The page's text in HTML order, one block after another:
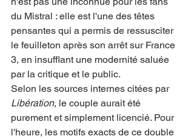
du Mistral : elle est l'une des têtes
pensantes qui a permis de ressusciter
le feuilleton après son arrêt sur France
3, en insufflant une modernité saluée
par la critique et le public.
Selon les sources internes citées par
Libération, le couple aurait été
purement et simplement licencié. Pour
l'heure, les motifs exacts de ce double